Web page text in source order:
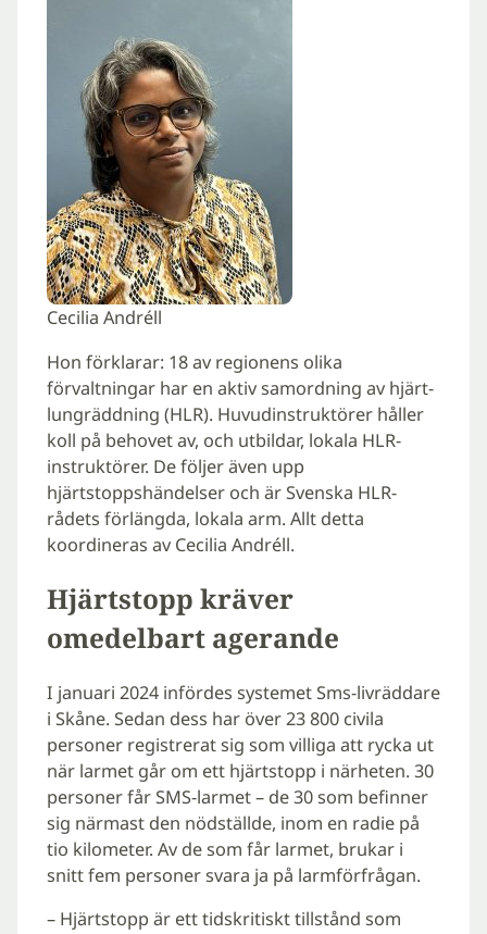
Cecilia Andréll
Hon förklarar: 18 av regionens olika
förvaltningar har en aktiv samordning av hjärt-
lungräddning (HLR). Huvudinstruktörer håller
koll på behovet av, och utbildar, lokala HLR-
instruktörer. De följer även upp
hjärtstoppshändelser och är Svenska HLR-
rådets förlängda, lokala arm. Allt detta
koordineras av Cecilia Andréll.
Hjärtstopp kräver
omedelbart agerande
I januari 2024 infördes systemet Sms-livräddare
i Skåne. Sedan dess har över 23 800 civila
personer registrerat sig som villiga att rycka ut
när larmet går om ett hjärtstopp i närheten. 30
personer får SMS-larmet – de 30 som befinner
sig närmast den nödställde, inom en radie på
tio kilometer. Av de som får larmet, brukar i
snitt fem personer svara ja på larmförfrågan.
– Hjärtstopp är ett tidskritiskt tillstånd som